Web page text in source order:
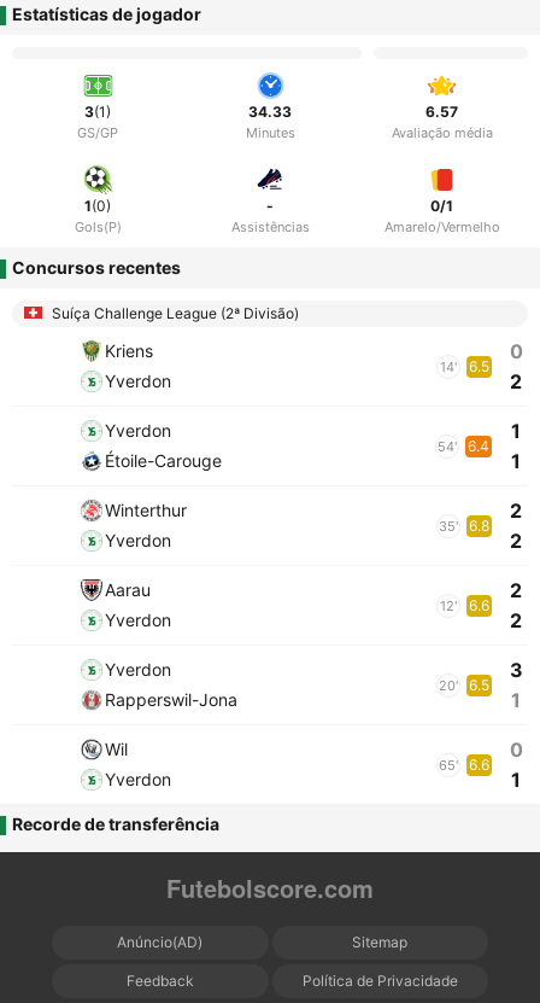
Estatísticas de jogador
3(1)
GS/GP
34.33
Minutes
6.57
Avaliação média
1(0)
Gols(P)
-
Assistências
0/1
Amarelo/Vermelho
Concursos recentes
Suíça Challenge League (2ª Divisão)
Kriens
Yverdon
14' 6.5
0
2
Yverdon
Étoile-Carouge
54' 6.4
1
1
Winterthur
Yverdon
35' 6.8
2
2
Aarau
Yverdon
12' 6.6
2
2
Yverdon
Rapperswil-Jona
20' 6.5
3
1
Wil
Yverdon
65' 6.6
0
1
Recorde de transferência
Futebolscore.com
Anúncio(AD) Sitemap
Feedback Política de Privacidade